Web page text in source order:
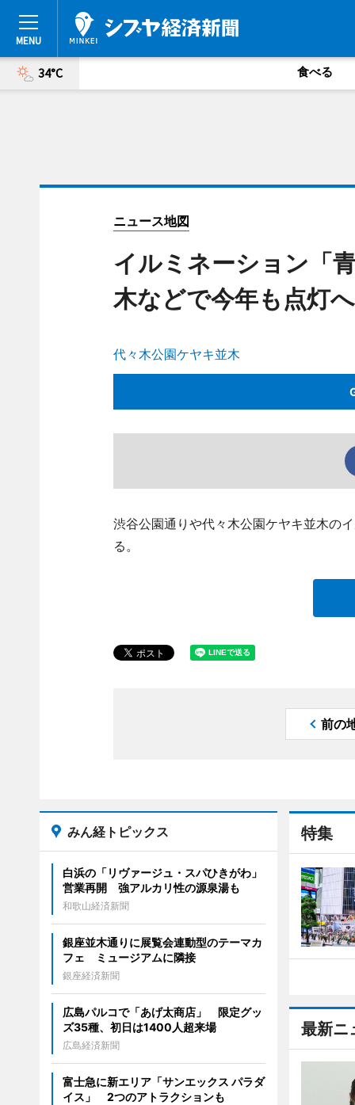
34°C 食べる
ニュース地図
イルミネーション「
木などで今年も点灯へ
代々木公園ケヤキ並木
渋谷公園通りや代々木公園ケヤキ並木の
る。
前の
特集
最新ニ
みん経トピックス
白浜の「リヴァージュ・スパひきがわ」
営業再開 強アルカリ性の源泉湯も
和歌山経済新聞
銀座並木通りに展覧会連動型のテーマカ
フェ ミュージアムに隣接
銀座経済新聞
広島パルコで「あげ太商店」 限定グッ
ズ35種、初日は1400人超来場
広島経済新聞
富士急に新エリア「サンエックス パラダ
イス」 2つのアトラクションも